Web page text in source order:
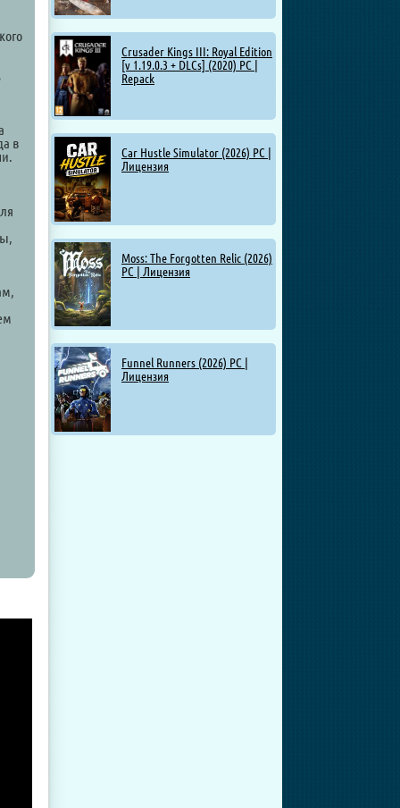
Crusader Kings III: Royal Edition
[v 1.19.0.3 + DLCs] (2020) PC |
Repack
Car Hustle Simulator (2026) PC |
Лицензия
Moss: The Forgotten Relic (2026)
PC | Лицензия
Funnel Runners (2026) PC |
Лицензия
в